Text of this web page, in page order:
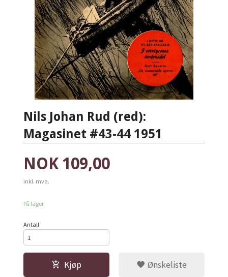
Nils Johan Rud (red):
Magasinet #43-44 1951
Pris
NOK 109,00
inkl. mva.
På lager
Antall
Kjøp Ønskeliste